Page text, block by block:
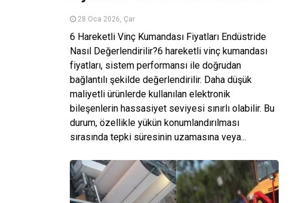
28 Oca 2026, Çar
6 Hareketli Vinç Kumandası Fiyatları Endüstride
Nasıl Değerlendirilir?6 hareketli vinç kumandası
fiyatları, sistem performansı ile doğrudan
bağlantılı şekilde değerlendirilir. Daha düşük
maliyetli ürünlerde kullanılan elektronik
bileşenlerin hassasiyet seviyesi sınırlı olabilir. Bu
durum, özellikle yükün konumlandırılması
sırasında tepki süresinin uzamasına veya...